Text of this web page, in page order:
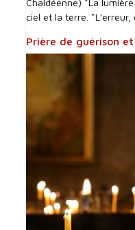
Chaldéenne) *La
ciel et la terre. *L'erreur,
Prière de guérison